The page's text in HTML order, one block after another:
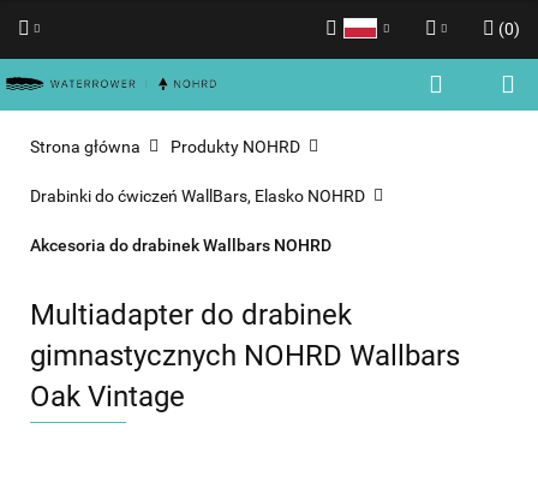
Zaloguj się
Zgody cookies
(0)
Strona główna Produkty NOHRD
Drabinki do ćwiczeń WallBars, Elasko NOHRD
Akcesoria do drabinek Wallbars NOHRD
Multiadapter do drabinek
gimnastycznych NOHRD Wallbars
Oak Vintage